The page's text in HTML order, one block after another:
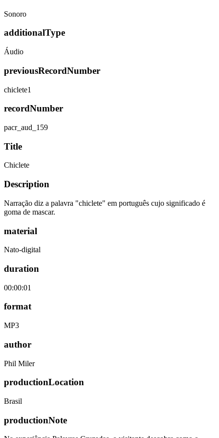
Sonoro
additionalType
Áudio
previousRecordNumber
chiclete1
recordNumber
pacr_aud_159
Title
Chiclete
Description
Narração diz a palavra "chiclete" em português cujo significado é
goma de mascar.
material
Nato-digital
duration
00:00:01
format
MP3
author
Phil Miler
productionLocation
Brasil
productionNote